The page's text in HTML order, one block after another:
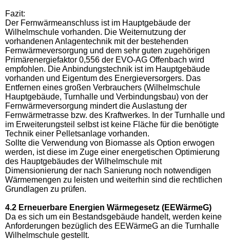
Fazit:
Der Fernwärmeanschluss ist im Hauptgebäude der
Wilhelmschule vorhanden. Die Weiternutzung der
vorhandenen Anlagentechnik mit der bestehenden
Fernwärmeversorgung und dem sehr guten zugehörigen
Primärenergiefaktor 0,556 der EVO-AG Offenbach wird
empfohlen. Die Anbindungstechnik ist im Hauptgebäude
vorhanden und Eigentum des Energieversorgers. Das
Entfernen eines großen Verbrauchers (Wilhelmschule
Hauptgebäude, Turnhalle und Verbindungsbau) von der
Fernwärmeversorgung mindert die Auslastung der
Fernwärmetrasse bzw. des Kraftwerkes. In der Turnhalle und
im Erweiterungsteil selbst ist keine Fläche für die benötigte
Technik einer Pelletsanlage vorhanden.
Sollte die Verwendung von Biomasse als Option erwogen
werden, ist diese im Zuge einer energetischen Optimierung
des Hauptgebäudes der Wilhelmschule mit
Dimensionierung der nach Sanierung noch notwendigen
Wärmemengen zu leisten und weiterhin sind die rechtlichen
Grundlagen zu prüfen.
4.2 Erneuerbare Energien Wärmegesetz (EEWärmeG)
Da es sich um ein Bestandsgebäude handelt, werden keine
Anforderungen bezüglich des EEWärmeG an die Turnhalle
Wilhelmschule gestellt.